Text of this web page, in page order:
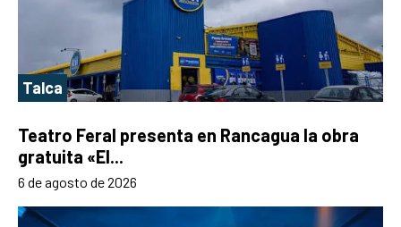
Talca
Teatro Feral presenta en Rancagua la obra
gratuita «El...
6 de agosto de 2026